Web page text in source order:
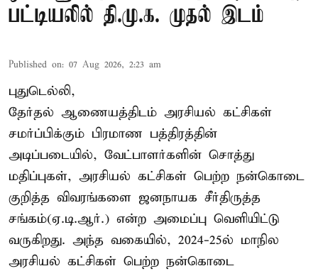
பட்டியலில் தி.மு.க. முதல் இடம்
Published on: 07 Aug 2026, 2:23 am
புதுடெல்லி,
தேர்தல் ஆணையத்திடம் அரசியல் கட்சிகள்
சமர்ப்பிக்கும் பிரமாண பத்திரத்தின்
அடிப்படையில், வேட்பாளர்களின் சொத்து
மதிப்புகள், அரசியல் கட்சிகள் பெற்ற நன்கொடை
குறித்த விவரங்களை ஜனநாயக சீர்திருத்த
சங்கம்(ஏ.டி.ஆர்.) என்ற அமைப்பு வெளியிட்டு
வருகிறது. அந்த வகையில், 2024-25ல் மாநில
அரசியல் கட்சிகள் பெற்ற நன்கொடை